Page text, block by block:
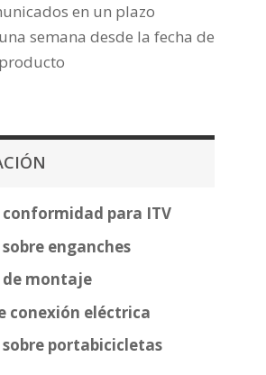
en un plazo
semana desde la fecha de
para ITV
enganches
montaje
conexión eléctrica
portabicicletas